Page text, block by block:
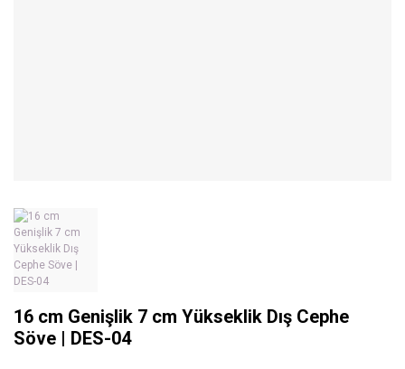
16 cm Genişlik 7 cm Yükseklik Dış Cephe
Söve | DES-04